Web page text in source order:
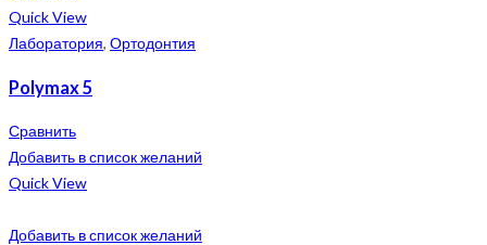
Quick View
Лаборатория, Ортодонтия
Polymax 5
Сравнить
Добавить в список желаний
Quick View
Добавить в список желаний